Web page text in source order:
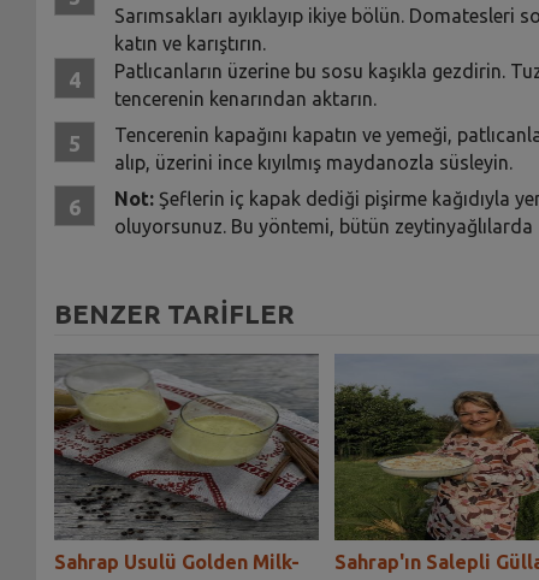
Sarımsakları ayıklayıp ikiye bölün.
katın ve karıştırın.
Patlıcanların üzerine bu sosu kaşıkla gezdirin.
tencerenin kenarından aktarın.
Tencerenin kapağını kapatın ve yemeği,
alıp, üzerini ince kıyılmış maydanozla süsleyin.
Not:Şeflerin iç kapak dediği pişirme kağıdıyla
oluyorsunuz. Bu yöntemi, bütün
BENZER TARİFLER
Sahrap Usulü Golden Milk- Sahrap'ın Salepli